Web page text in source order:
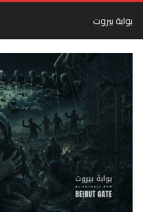
بوابة بيروت